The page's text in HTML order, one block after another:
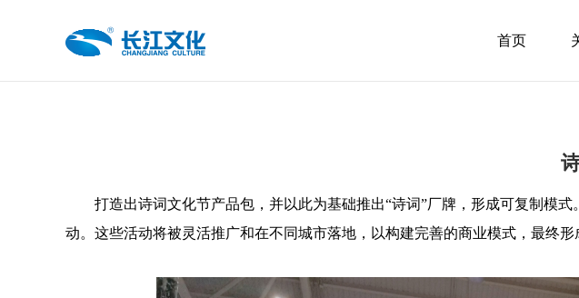
首页
打造出诗词文化节产品包，并以此为基础推出“诗词”厂牌，形成可复制模
动。这些活动将被灵活推广和在不同城市落地，以构建完善的商业模式，最终形